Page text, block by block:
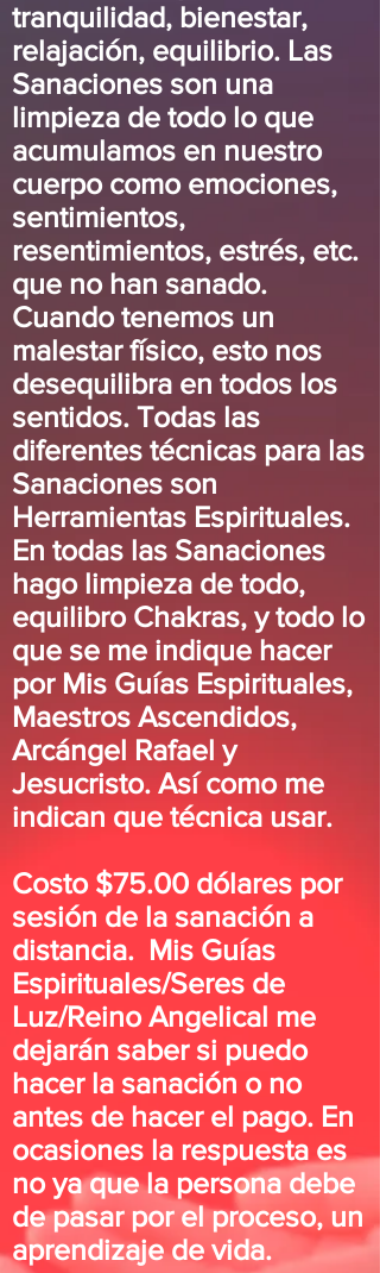
tranquilidad, bienestar,
relajación, equilibrio. Las
Sanaciones son una
limpieza de todo lo que
acumulamos en nuestro
cuerpo como emociones,
sentimientos,
resentimientos, estrés, etc.
que no han sanado.
Cuando tenemos un
malestar físico, esto nos
desequilibra en todos los
sentidos. Todas las
diferentes técnicas para las
Sanaciones son
Herramientas Espirituales.
En todas las Sanaciones
hago limpieza de todo,
equilibro Chakras, y todo lo
que se me indique hacer
por Mis Guías Espirituales,
Maestros Ascendidos,
Arcángel Rafael y
Jesucristo. Así como me
indican que técnica usar.
Costo $75.00 dólares por
sesión de la sanación a
distancia. Mis Guías
Espirituales/Seres de
Luz/Reino Angelical me
dejarán saber si puedo
hacer la sanación o no
antes de hacer el pago. En
ocasiones la respuesta es
no ya que la persona debe
de pasar por el proceso, un
aprendizaje de vida.